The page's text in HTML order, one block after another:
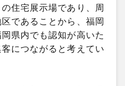
住宅展示場であり、周
であることから、福岡
県内でも認知が高いた
につながると考えてい